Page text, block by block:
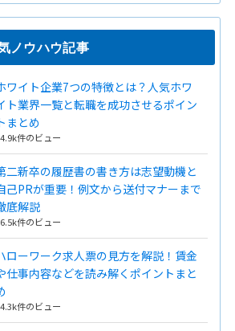
ノウハウ記事
ワイト企業7つの特徴とは？人気ホワ
ト業界一覧と転職を成功させるポイン
まとめ
件のビュー
二新卒の履歴書の書き方は志望動機と
己PRが重要！例文から送付マナーまで
底解説
件のビュー
ローワーク求人票の見方を解説！賃金
仕事内容などを読み解くポイントまと
件のビュー